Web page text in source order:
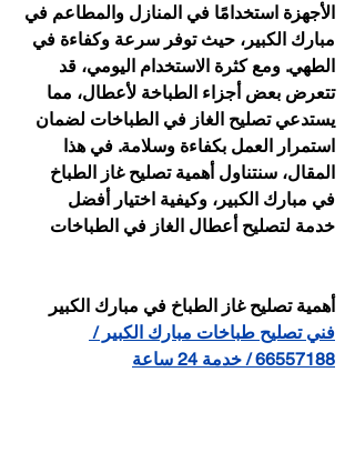
الأجهزة استخدامًا في المنازل والمطاعم في
مبارك الكبير، حيث توفر سرعة وكفاءة في
الطهي. ومع كثرة الاستخدام اليومي، قد
تتعرض بعض أجزاء الطباخة لأعطال، مما
يستدعي تصليح الغاز في الطباخات لضمان
استمرار العمل بكفاءة وسلامة. في هذا
المقال، سنتناول أهمية تصليح غاز الطباخ
في مبارك الكبير، وكيفية اختيار أفضل
خدمة لتصليح أعطال الغاز في الطباخات
أهمية تصليح غاز الطباخ في مبارك الكبير
فني تصليح طباخات مبارك الكبير /
66557188 / خدمة 24 ساعة